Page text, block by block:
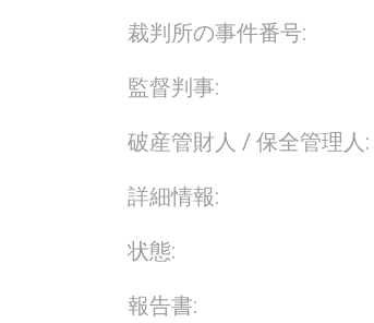
裁判所の事件番号:
監督判事:
破産管財人 / 保全管理人:
詳細情報:
状態:
報告書: